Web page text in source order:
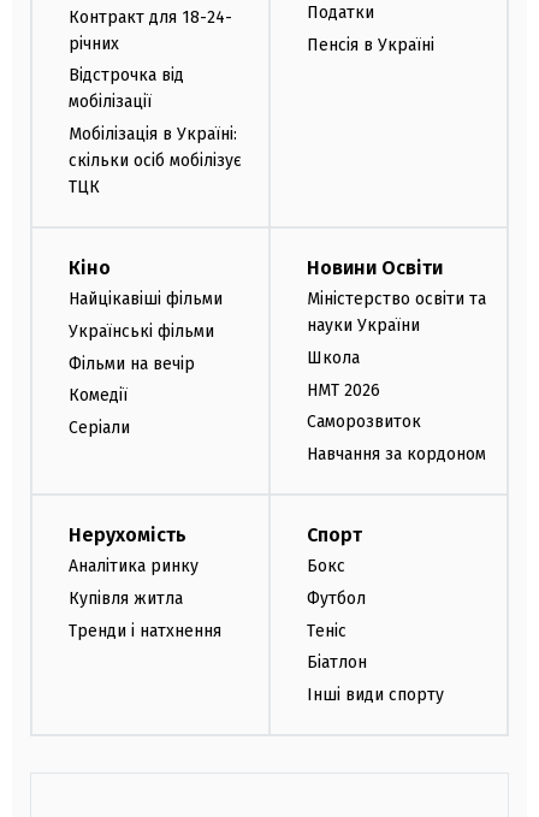
Контракт для 18-24-
річних
Відстрочка від
мобілізації
Мобілізація в Україні:
скільки осіб мобілізує
ТЦК
Податки
Пенсія в Україні
Кіно
Найцікавіші фільми
Українські фільми
Фільми на вечір
Комедії
Серіали
Новини Освіти
Міністерство освіти та
науки України
Школа
НМТ 2026
Саморозвиток
Навчання за кордоном
Нерухомість
Аналітика ринку
Купівля житла
Тренди і натхнення
Спорт
Бокс
Футбол
Теніс
Біатлон
Інші види спорту